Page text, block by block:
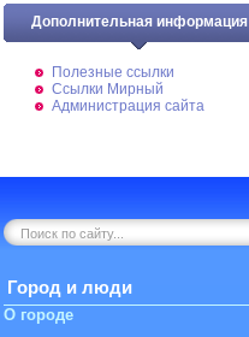
Дополнительная информация
Полезные ссылки
Ссылки Мирный
Администрация сайта
Город и люди
О городе